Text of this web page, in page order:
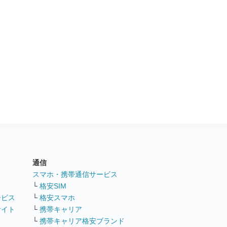
ス
ト
通信
スマホ・携帯通信サービス
└ 格安SIM
└ 格安スマホ
└ 携帯キャリア
└ 携帯キャリア格安ブランド